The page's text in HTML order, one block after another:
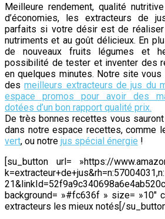
Meilleure rendement, qualité
d’économies, les extracteurs de
parfaits si votre désir est de
nutriments et au goût délicieux. En
de nouveaux fruits légumes et
possibilité de tester et inventer des
en quelques minutes. Notre site
desmeilleurs extracteurs de jus du
espace promos pour avoir des
dotées d’un bon rapport qualité prix.
De très bonnes recettes vous
dans notre espace recettes, comme
vert, ou notre jus spécial énergie !
[su_button url= »https://
background= »#fc636f » size= »10″
extracteurs les mieux notés[/